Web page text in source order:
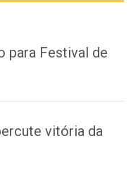
para Festival de
vitória da